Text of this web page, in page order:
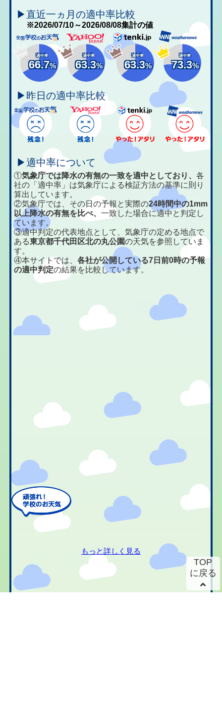
▶直近一ヵ月の適中率比較
※2026/07/10～2026/08/08集計の値
適中率
66.7%
適中率
63.3%
適中率
63.3%
適中率
73.3%
▶昨日の適中率比較
▶適中率について
①気象庁では降水の有無の一致を適中としており、各
社の「適中率」は気象庁による検証方法の基準に則り
算出しています。
②気象庁では、その日の予報と実際の24時間中の1mm
以上降水の有無を比べ、一致した場合に適中と判定し
ています。
③適中判定の代表地点として、気象庁の定める地点で
ある東京都千代田区北の丸公園の天気を参照していま
す。
④本サイトでは、各社が公開している7日前0時の予報
の適中判定の結果を比較しています。
もっと詳しく見る
TOP
に戻る